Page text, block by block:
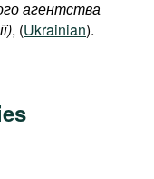
агентства
, (Ukrainian).